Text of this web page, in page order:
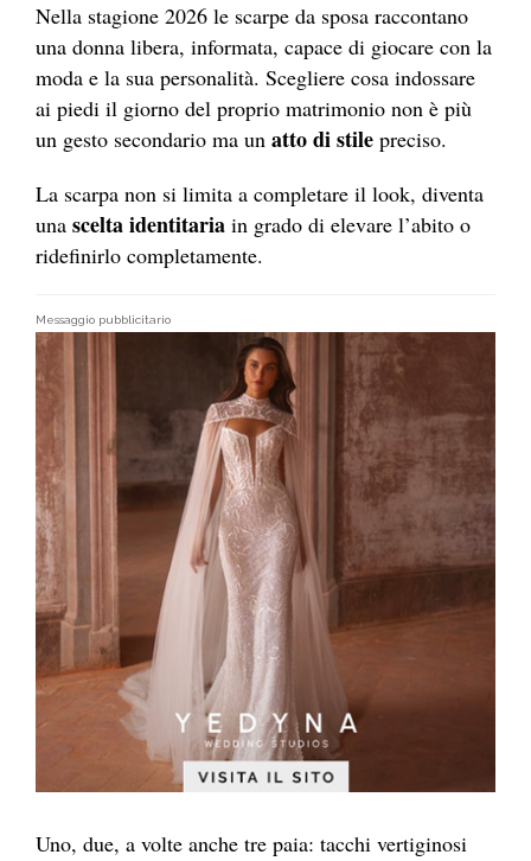
Nella stagione 2026 le scarpe da sposa raccontano
una donna libera, informata, capace di giocare con la
moda e la sua personalità. Scegliere cosa indossare
ai piedi il giorno del proprio matrimonio non è più
un gesto secondario ma un atto di stile preciso.
La scarpa non si limita a completare il look, diventa
una scelta identitaria in grado di elevare l’abito o
ridefinirlo completamente.
Messaggio pubblicitario
Uno, due, a volte anche tre paia: tacchi vertiginosi